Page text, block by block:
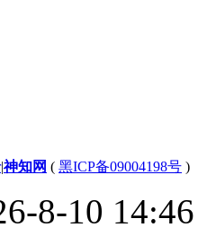
|神知网 ( 黑ICP备09004198号 )
8-10 14:46